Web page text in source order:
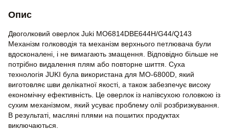
Опис
Двоголковий оверлок Juki MO6814DBE644H/G44/Q143
Механізм голководія та механізм верхнього петлювача були
вдосконалені, і не вимагають змащення. Відповідно більше не
потрібно видалення плям або повторне шиття. Суха
технологія JUKI була використана для MO-6800D, який
виготовляє шви делікатної якості, а також забезпечує високу
економічну ефективність. Це оверлок із напівсухою головкою із
сухим механізмом, який усуває проблему олії розбризкування.
В результаті, масляні плями на пошитих продуктах
виключаються.